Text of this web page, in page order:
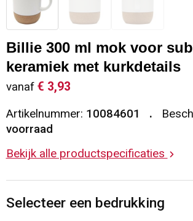
Sleutelhangers en Lanyards
Snoepgoed
Spellen voor binnen en buiten
Sport
Veiligheid, Auto en Fiets
Vrije tijd en Strand
Vesten
Gilets
Blazers
Restauranttextiel
Reflecterende vesten
Hoofdbescherming
Reflecterende polo's
Handschoenen en Sjaals
Gehoorbescherming
Oog- en gelaatsbescherming
Billie 300 ml mok voor
keramiek met kurkdetails
vanaf € 3,93
Artikelnummer: 10084601
voorraad
Bekijk alle productspecificaties
Selecteer een bedrukking